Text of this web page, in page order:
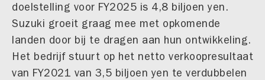
doelstelling voor FY2025 is 4,8 biljoen yen.
Suzuki groeit graag mee met opkomende
landen door bij te dragen aan hun ontwikkeling.
Het bedrijf stuurt op het netto verkoopresultaat
van FY2021 van 3,5 biljoen yen te verdubbelen